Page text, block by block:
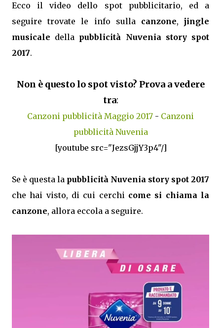
Ecco il video dello spot pubblicitario, ed a
seguire trovate le info sulla canzone,jingle
musicale della pubblicità Nuvenia story spot
2017.
Non è questo lo spot visto? Prova a vedere
tra:
Canzoni pubblicità Maggio 2017 - Canzoni
pubblicità Nuvenia
[youtube src="JezsGjjY3p4"/]
Se è questa la pubblicità Nuvenia story spot 2017
che hai visto, di cui cerchi come si chiama la
canzone, allora eccola a seguire.